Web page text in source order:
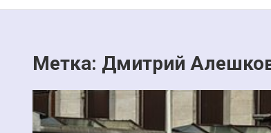
Метка: Дмитрий